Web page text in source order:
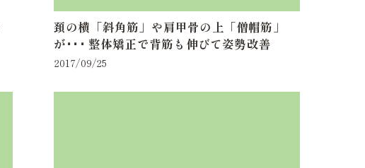
頚の横「斜角筋」や肩甲骨の上「僧帽筋」
が･･･ 整体矯正で背筋も伸びて姿勢改善
2017/09/25